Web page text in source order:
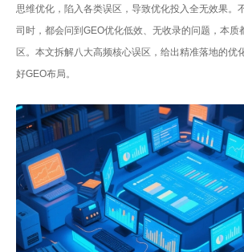
思维优化，陷入各类误区，导致优化投入全无效果。
司时，都会问到GEO优化低效、无收录的问题，本质
区。本文拆解八大高频核心误区，给出精准落地的优
好GEO布局。